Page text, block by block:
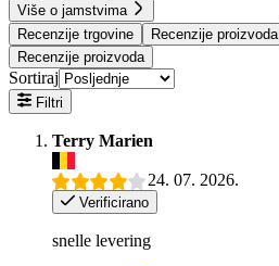
Više o jamstvima
Recenzije trgovine
Recenzije proizvoda
Recenzije proizvoda
Sortiraj
Filtri
Terry Marien
24. 07. 2026.
Verificirano
snelle levering